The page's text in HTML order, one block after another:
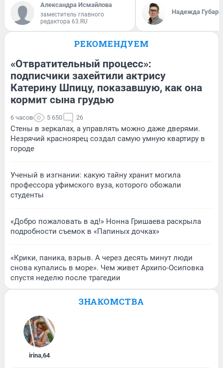
Александра Исмайлова
заместитель главного
редактора 63.RU
Надежда Губарь
РЕКОМЕНДУЕМ
«Отвратительный процесс»:
подписчики захейтили актрису
Катерину Шпицу, показавшую, как она
кормит сына грудью
6 часов 5 650 26
Стены в зеркалах, а управлять можно даже дверями.
Незрячий красноярец создал самую умную квартиру в
городе
Ученый в изгнании: какую тайну хранит могила
профессора уфимского вуза, которого обожали
студенты
«Добро пожаловать в ад!» Нонна Гришаева раскрыла
подробности съемок в «Папиных дочках»
«Крики, паника, взрыв. А через десять минут люди
снова купались в море». Чем живет Архипо-Осиповка
спустя неделю после трагедии
ЗНАКОМСТВА
irina,64